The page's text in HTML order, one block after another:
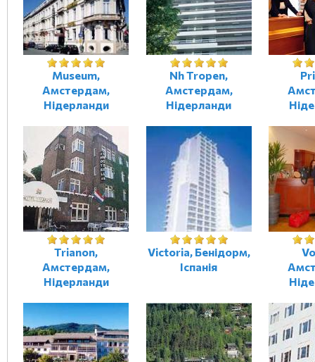
Museum,
Амстердам,
Нідерланди
Nh Tropen,
Амстердам,
Нідерланди
Trianon,
Амстердам,
Нідерланди
Victoria, Бенідорм,
Іспанія